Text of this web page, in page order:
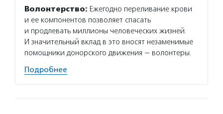
Волонтерство: Ежегодно переливание крови
и ее компонентов позволяет спасать
и продлевать миллионы человеческих жизней.
И значительный вклад в это вносят незаменимые
помощники донорского движения — волонтеры.
Подробнее